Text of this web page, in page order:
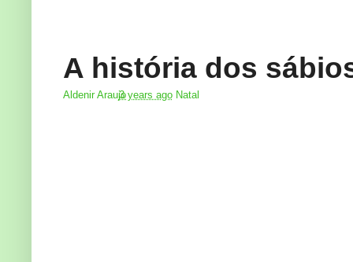
A história dos
Aldenir Araujo3 years ago Natal